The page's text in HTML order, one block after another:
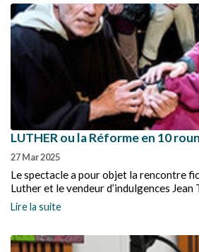
LUTHER ou la Réforme en 10
27 Mar 2025
Le spectacle a pour objet la rencontre
Luther et le vendeur d’indulgences
veille de la Toussaint 1517, le jour où
affiché les 95 propositions contre les
Lire la suite